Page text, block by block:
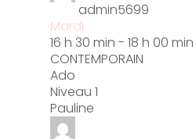
admin5699
Mardi
16 h 30 min - 18 h 00 min
CONTEMPORAIN
Ado
Niveau 1
Pauline